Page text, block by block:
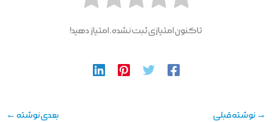
تاکنون امتیازی ثبت نشده. امتیاز دهید!
→ نوشته قبلی بعدی نوشته ←